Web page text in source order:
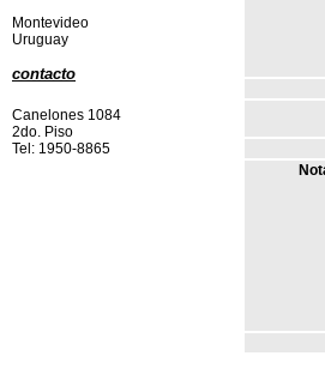
Montevideo
Uruguay
contacto
Canelones 1084
2do. Piso
Tel: 1950-8865